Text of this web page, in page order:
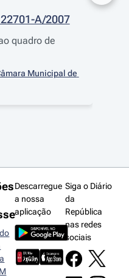
A/2007
quadro de
Municipal de
Descarregue
a nossa
aplicação
Siga o Diário
da
República
nas redes
sociais